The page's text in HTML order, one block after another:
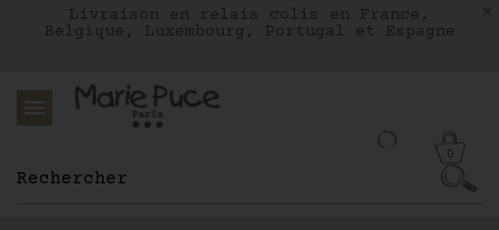
Notre site part en vacances !
Les commandes passées après le 4 août
Nous livrons aux Etats-Unis avec FEDEX
Livraison en relais colis en France,
Belgique, Luxembourg, Portugal et Espagne
0